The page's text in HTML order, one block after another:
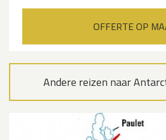
OFFERTE OP
Andere reizen naar